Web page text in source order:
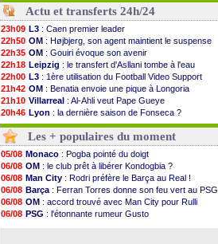
Actu et transferts 24h/24
23h09 L3 : Caen premier leader
22h50 OM : Højbjerg, son agent maintient le suspense
22h35 OM : Gouiri évoque son avenir
22h18 Leipzig : le transfert d'Asllani tombe à l'eau
22h00 L3 : 1ère utilisation du Football Video Support
21h42 OM : Benatia envoie une pique à Longoria
21h10 Villarreal : Al-Ahli veut Pape Gueye
20h46 Lyon : la dernière saison de Fonseca ?
20h30 OM: un nouveau prétendant pour Højbjerg
20h01
Brest: un gardien norvégien en approche ?
19h18 OM: McCourt a versé 120 M€ en 2026
19h09
PSG: 4 retours dans le groupe face à Man Utd ...
18h48
Nice: Kevin Carlos va partir en Italie
18h37
L1: prison avec sursis requis contre un arbitre
18h29
Leganés: c'est signé pour Luca Zidane (off.)
17h58
Atletico: Ruggeri en route pour Aston Villa
17h46
Monaco: Filipe Luis soutient Biereth
Les + populaires du moment
05/08 Monaco : Pogba pointé du doigt
06/08 OM : le club prêt à libérer Kondogbia ?
06/08 Man City : Rodri préfère le Barça au Real !
06/08 Barça : Ferran Torres donne son feu vert au PSG
06/08 OM : accord trouvé avec Man City pour Rulli
06/08 PSG : l'étonnante rumeur Gusto